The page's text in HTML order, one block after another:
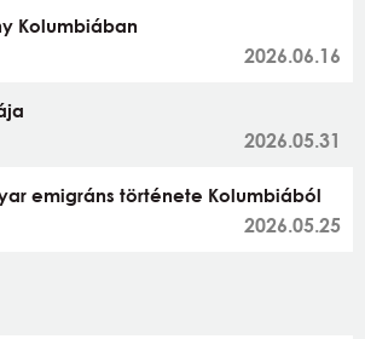
Kolumbiában
2026.06.16
2026.05.31
emigráns története Kolumbiából
2026.05.25